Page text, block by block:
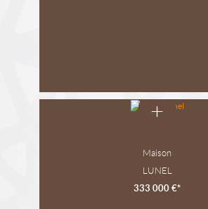
+
Maison
LUNEL
333 000 €*